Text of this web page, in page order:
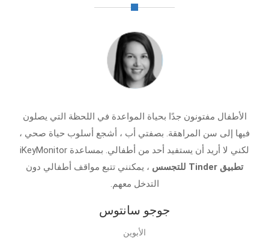
الأطفال مفتونون جدًا بحياة المواعدة في اللحظة التي يصلون
فيها إلى سن المراهقة. بصفتي أب ، أشجع أسلوب حياة صحي ،
لكني لا أريد أن يستفيد أحد من أطفالي. بمساعدة iKeyMonitor
تطبيق Tinder للتجسس
، يمكنني تتبع مواقف أطفالي دون
التدخل معهم.
جوجو سانتوس
الأبوين